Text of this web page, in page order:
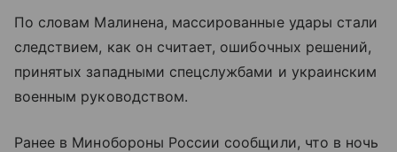
По словам Малинена, массированные удары стали
следствием, как он считает, ошибочных решений,
принятых западными спецслужбами и украинским
военным руководством.
Ранее в Минобороны России сообщили, что в ночь